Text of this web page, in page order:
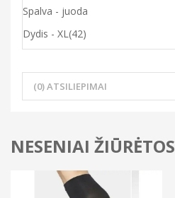
Spalva - juoda
Dydis - XL(42)
(0) ATSILIEPIMAI
NESENIAI ŽIŪRĖTOS